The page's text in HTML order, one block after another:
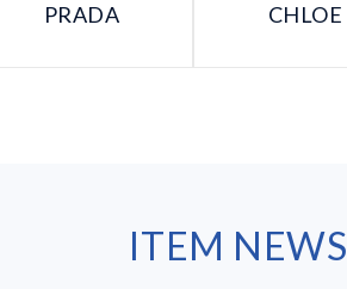
PRADA CHLOE
ITEM NEWS